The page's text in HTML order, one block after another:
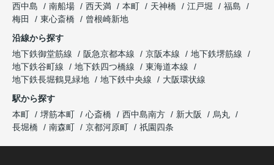
西中島
南船場 西天満 本町 天神橋 江戸堀
福島
梅田
東心斎橋
曾根崎新地
沿線から探す
地下鉄御堂筋線
阪急京都本線 京阪本線
地下鉄堺筋線
地下鉄谷町線
地下鉄四つ橋線
東海道本線
地下鉄長堀鶴見緑地
地下鉄中央線
大阪環状線
駅から探す
本町
堺筋本町 心斎橋 西中島南方 新大阪
烏丸
長堀橋
南森町 京都河原町 祇園四条